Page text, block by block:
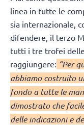
linea in tutte le
sia internazionale,
difendere, il terzo
tutti i tre trofei
raggiungere: “Per
abbiamo costruito
fondo a tutte le
dimostrato che
delle indicazioni e